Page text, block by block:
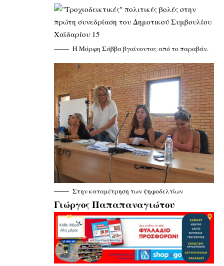
Η Μόρφη Σάββα βγαίνοντας από το παραβάν.
Στην καταμέτρηση των ψηφοδελτίων
Γιώργος Παπαπαναγιώτου